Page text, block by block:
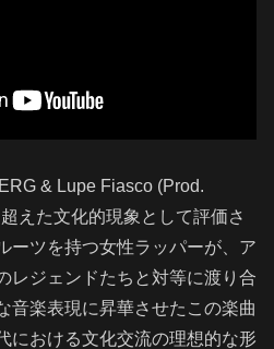
& Lupe Fiasco (Prod.
えた文化的現象として評価さ
ーツを持つ女性ラッパーが、ア
レジェンドたちと対等に渡り合
音楽表現に昇華させたこの楽曲
における文化交流の理想的な形